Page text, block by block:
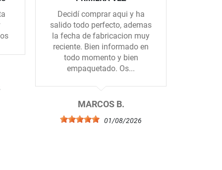
Decidí comprar aqui y ha
salido todo perfecto, ademas
la fecha de fabricacion muy
reciente. Bien informado en
todo momento y bien
empaquetado. Os...
MARCOS B.
01/08/2026